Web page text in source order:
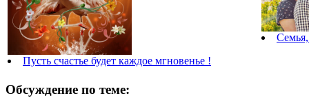
Пусть счастье будет каждое мгновенье !
Обсуждение по теме: